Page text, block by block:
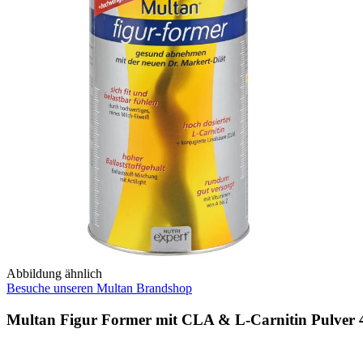
Abbildung ähnlich
Besuche unseren Multan Brandshop
Multan Figur Former mit CLA & L-Carnitin Pulver